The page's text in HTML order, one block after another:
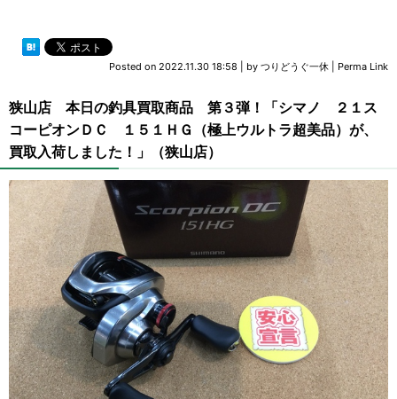
Posted on 2022.11.30 18:58 by つりどうぐ一休 Perma Link
狭山店 本日の釣具買取商品 第３弾！「シマノ ２１ス
コーピオンＤＣ １５１ＨＧ（極上ウルトラ超美品）が、
買取入荷しました！」（狭山店）